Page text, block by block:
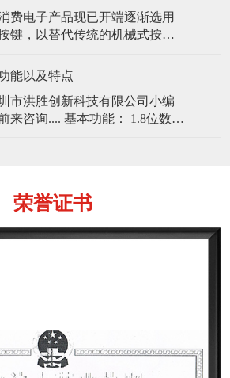
费电子产品现已开端逐渐选用
键，以替代传统的机械式按
为根底的开关。以传导性物体
）触摸电容器可改动电容，此
置于微控制器内的电路所侦
触摸感应按键的基本原理 电容
能以及特点
市洪胜创新科技有限公司小编
本功能： 1.8位数据
荣誉证书